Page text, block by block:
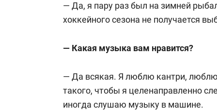
— Да, я пару раз был на зимней
хоккейного сезона не получается
— Какая музыка вам нравится?
— Да всякая. Я люблю кантри,
такого, чтобы я целенаправленно
иногда слушаю музыку в машине.